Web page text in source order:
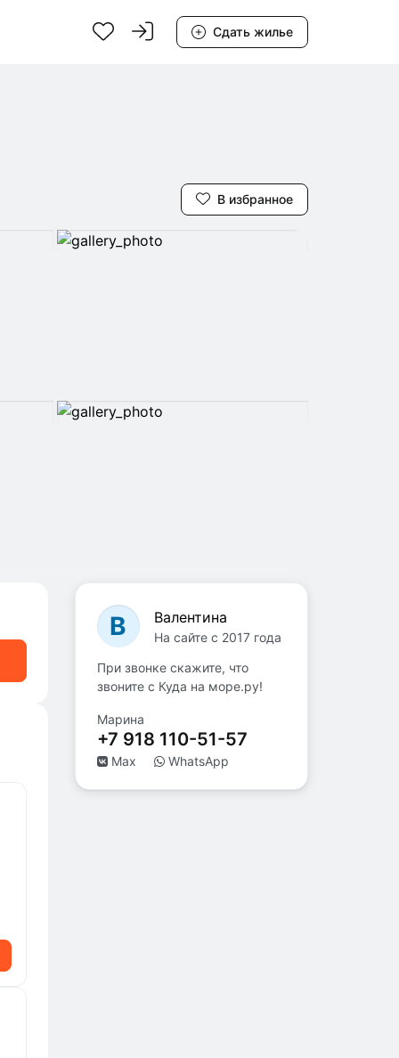
Сдать жилье
В избранное
В Валентина
На сайте с 2017 года
При звонке скажите, что
звоните с Куда на море.ру!
Марина
+7 918 110-51-57
Max WhatsApp